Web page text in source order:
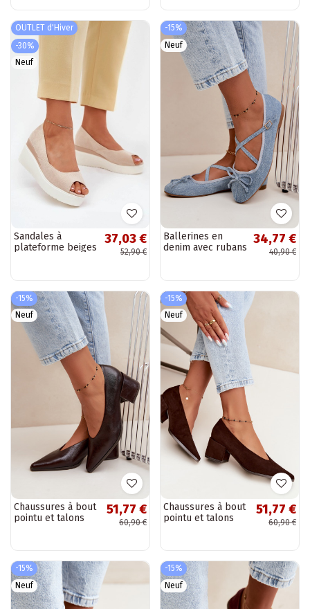
OUTLET d'Hiver
-30%
Neuf
Sandales à
plateforme beiges
37,03 €
52,90 €
-15%
Neuf
Ballerines en
denim avec rubans
34,77 €
40,90 €
-15%
Neuf
Chaussures à bout
pointu et talons
51,77 €
60,90 €
-15%
Neuf
Chaussures à bout
pointu et talons
51,77 €
60,90 €
-15%
Neuf
-15%
Neuf